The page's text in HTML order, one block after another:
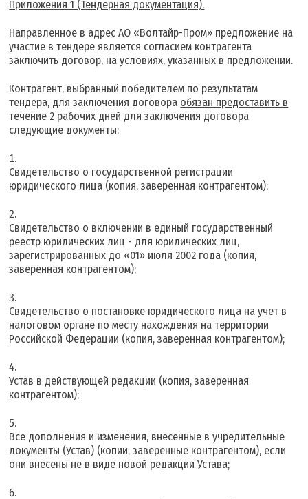
Приложения 1 (Тендерная документация).
Направленное в адрес АО «Волтайр-Пром» предложение на
участие в тендере является согласием контрагента
заключить договор, на условиях, указанных в предложении.
Контрагент, выбранный победителем по результатам
тендера, для заключения договора обязан предоставить в
течение 2 рабочих дней для заключения договора
следующие документы:
Свидетельство о государственной регистрации
юридического лица (копия, заверенная контрагентом);
Свидетельство о включении в единый государственный
реестр юридических лиц - для юридических лиц,
зарегистрированных до «01» июля 2002 года (копия,
заверенная контрагентом);
Свидетельство о постановке юридического лица на учет в
налоговом органе по месту нахождения на территории
Российской Федерации (копия, заверенная контрагентом);
Устав в действующей редакции (копия, заверенная
контрагентом);
Все дополнения и изменения, внесенные в учредительные
документы (Устав) (копии, заверенные контрагентом), если
они внесены не в виде новой редакции Устава;